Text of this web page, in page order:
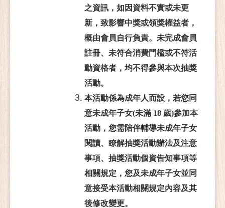
之資訊，如因資料不實或未更
新，致影響中獎或領獎權益者，
概由會員自行負責。未完成會員
註冊、未符合消費門檻或不符活
動資格者，均不得參與本次抽獎
活動。
本活動係為成年人而設，若您同
意未成年子女(未滿 18 歲)參加本
活動，您需陪伴輔導未成年子女
閱讀、瞭解抽獎活動辦法及注意
事項、抽獎活動個資告知事項等
相關規定，您及未成年子女並同
意接受本活動相關規定內容及其
後修改變更。